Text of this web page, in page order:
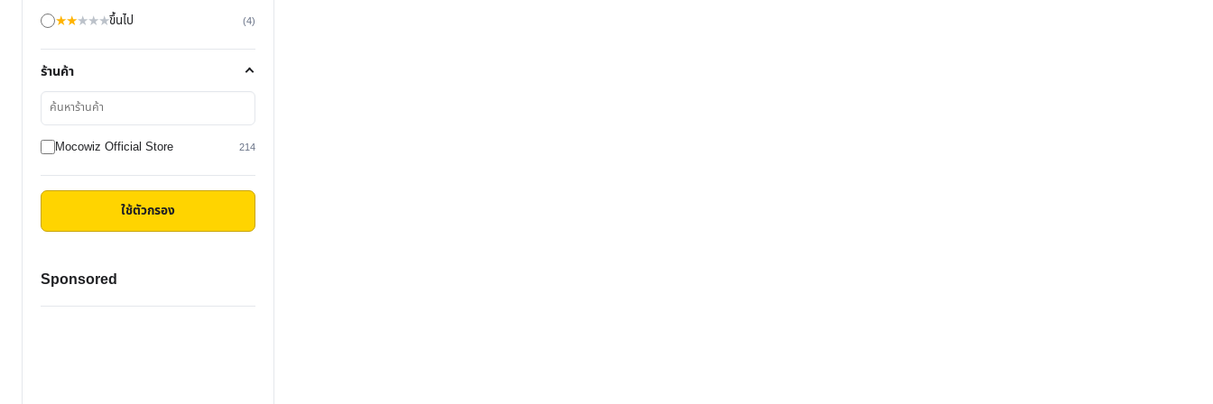
★★★★★ขึ้นไป (4)
ร้านค้า
ค้นหา
ร้าน
ค้าMocowiz Official Store 214
ใช้ตัวกรอง
Sponsored